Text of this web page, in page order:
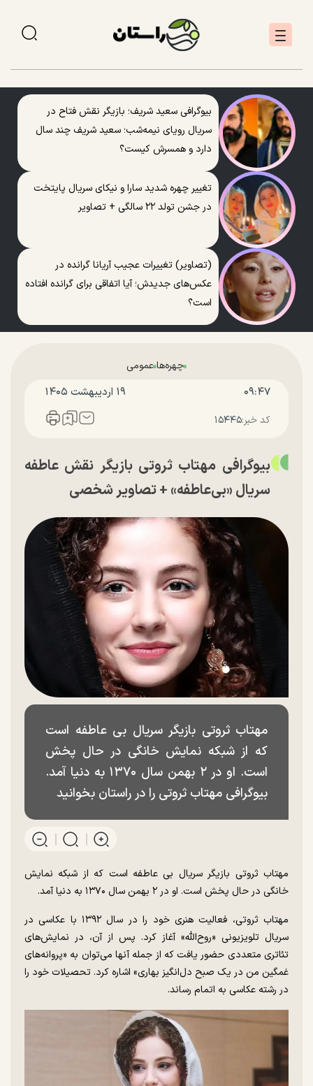
بیوگرافی سعید شریف؛ بازیگر نقش فتاح در
سریال رویای نیمه‌شب؛ سعید شریف چند سال
دارد و همسرش کیست؟
تغییر چهره شدید سارا و نیکای سریال پایتخت
در جشن تولد ۲۲ سالگی + تصاویر
(تصاویر) تغییرات عجیب آریانا گرانده در
عکس‌های جدیدش؛ آیا اتفاقی برای گرانده افتاده
است؟
چهره‌هاعمومی
۰۹:۴۷ ۱۹ ارديبهشت ۱۴۰۵
کد خبر:۱۵۴۴۵
بیوگرافی مهتاب ثروتی بازیگر نقش عاطفه
سریال «بی‌عاطفه» + تصاویر شخصی
مهتاب ثروتی بازیگر سریال بی عاطفه است
که از شبکه نمایش خانگی در حال پخش
است. او در ۲ بهمن سال ۱۳۷۰ به دنیا آمد.
بیوگرافی مهتاب ثروتی را در راستان بخوانید
مهتاب ثروتی بازیگر سریال بی عاطفه است که از شبکه نمایش
خانگی در حال پخش است. او در ۲ بهمن سال ۱۳۷۰ به دنیا آمد.
مهتاب ثروتی، فعالیت هنری خود را در سال ۱۳۹۲ با عکاسی در
سریال تلویزیونی «روح‌الله» آغاز کرد. پس از آن، در نمایش‌های
تئاتری متعددی حضور یافت که از جمله آنها می‌توان به «پروانه‌های
غمگین من در یک صبح دل‌انگیز بهاری» اشاره کرد. تحصیلات خود را
در رشته عکاسی به اتمام رساند.